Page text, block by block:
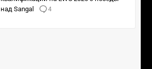
над Sangal
4